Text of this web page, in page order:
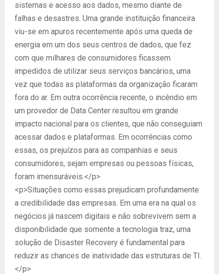
sistemas e acesso aos dados, mesmo diante de
falhas e desastres. Uma grande instituição financeira
viu-se em apuros recentemente após uma queda de
energia em um dos seus centros de dados, que fez
com que milhares de consumidores ficassem
impedidos de utilizar seus serviços bancários, uma
vez que todas as plataformas da organização ficaram
fora do ar. Em outra ocorrência recente, o incêndio em
um provedor de Data Center resultou em grande
impacto nacional para os clientes, que não conseguiam
acessar dados e plataformas. Em ocorrências como
essas, os prejuízos para as companhias e seus
consumidores, sejam empresas ou pessoas físicas,
foram imensuráveis.</p>
<p>Situações como essas prejudicam profundamente
a credibilidade das empresas. Em uma era na qual os
negócios já nascem digitais e não sobrevivem sem a
disponibilidade que somente a tecnologia traz, uma
solução de Disaster Recovery é fundamental para
reduzir as chances de inatividade das estruturas de TI.
</p>